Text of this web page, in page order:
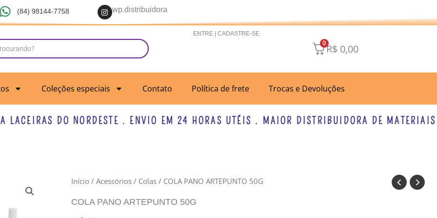
(84) 98144-7758 I
n
s
a
a
wp.distribuidora
ENTRE | CADASTRE-SE
0R$ 0,00
Coleções especiais Contato Política de frete Trocas e Devoluções
DO NORDESTE . ENVIO EM 24 HORAS UTÉIS . MAIOR DISTRIBUIDORA DE MATERIAIS
Início /Acessórios / Colas / COLA PANO ARTEPUNTO 50G
COLA PANO ARTEPUNTO 50G
COLA